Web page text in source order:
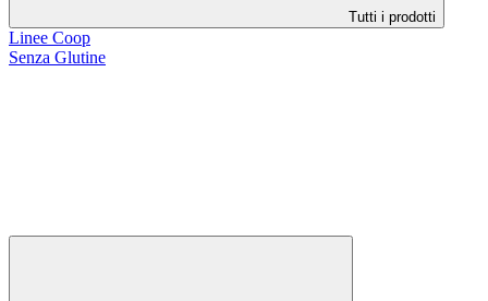
Tutti i prodotti
Linee Coop
Senza Glutine